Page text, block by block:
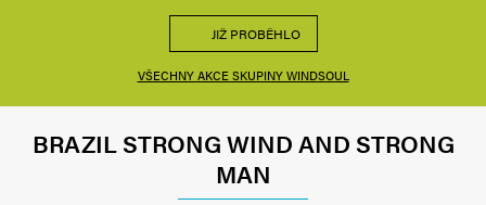
JIŽ PROBĚHLO
VŠECHNY AKCE SKUPINY WINDSOUL
BRAZIL STRONG WIND AND STRONG
MAN